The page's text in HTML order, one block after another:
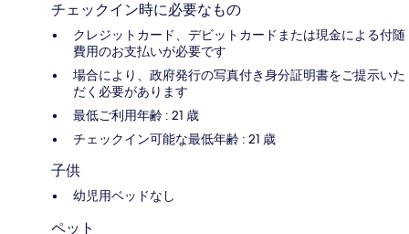
チェックイン時に必要なもの
クレジットカード、デビットカードまたは現金による付随
費用のお支払いが必要です
場合により、政府発行の写真付き身分証明書をご提示いた
だく必要があります
最低ご利用年齢 : 21 歳
チェックイン可能な最低年齢 : 21 歳
子供
幼児用ベッドなし
ペット